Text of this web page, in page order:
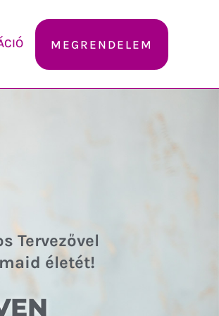
MEGRENDELEM
Tervezővel
életét!